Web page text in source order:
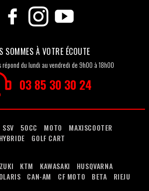
SOMMES À VOTRE ÉCOUTE
répond du lundi au vendredi de 9h00 à 18h00
03 85 30 30 24
SSV 50CC MOTO
MAXISCOOTER
HYBRIDE
GOLF CART
KTM KAWASAKI
HUSQVARNA
CAN-AM CF MOTO BETA
RIEJU